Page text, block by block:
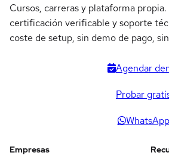
Cursos, carreras y plataforma
certificación verificable y soporte
coste de setup, sin demo de pago,
Agendar
Probar
WhatsApp
Empresas